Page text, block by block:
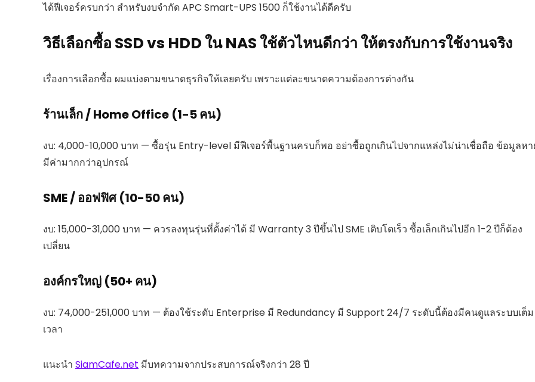
ได้ฟีเจอร์ครบกว่า สำหรับงบจำกัด APC Smart-UPS 1500 ก็ใช้งานได้ดีครับ
วิธีเลือกซื้อ SSD vs HDD ใน NAS ใช้ตัวไหนดีกว่า ให้ตรงกับการใช้งานจริง
เรื่องการเลือกซื้อ ผมแบ่งตามขนาดธุรกิจให้เลยครับ เพราะแต่ละขนาดความต้องการต่างกัน
ร้านเล็ก / Home Office (1-5 คน)
งบ: 4,000-10,000 บาท — ซื้อรุ่น Entry-level มีฟีเจอร์พื้นฐานครบก็พอ อย่าซื้อถูกเกินไปจากแหล่งไม่น่าเชื่อถือ ข้อมูลห
มีค่ามากกว่าอุปกรณ์
SME / ออฟฟิศ (10-50 คน)
งบ: 15,000-31,000 บาท — ควรลงทุนรุ่นที่ตั้งค่าได้ มี Warranty 3 ปีขึ้นไป SME เติบโตเร็ว ซื้อเล็กเกินไปอีก 1-2 ปีก็ต้อง
เปลี่ยน
องค์กรใหญ่ (50+ คน)
งบ: 74,000-251,000 บาท — ต้องใช้ระดับ Enterprise มี Redundancy มี Support 24/7 ระดับนี้ต้องมีคนดูแลระบบเต็ม
เวลา
แนะนำ SiamCafe.net มีบทความจากประสบการณ์จริงกว่า 28 ปี